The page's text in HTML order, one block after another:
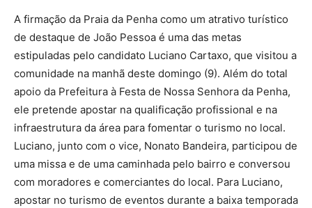
A firmação da Praia da Penha como um atrativo turístico
de destaque de João Pessoa é uma das metas
estipuladas pelo candidato Luciano Cartaxo, que visitou a
comunidade na manhã deste domingo (9). Além do total
apoio da Prefeitura à Festa de Nossa Senhora da Penha,
ele pretende apostar na qualificação profissional e na
infraestrutura da área para fomentar o turismo no local.
Luciano, junto com o vice, Nonato Bandeira, participou de
uma missa e de uma caminhada pelo bairro e conversou
com moradores e comerciantes do local. Para Luciano,
apostar no turismo de eventos durante a baixa temporada